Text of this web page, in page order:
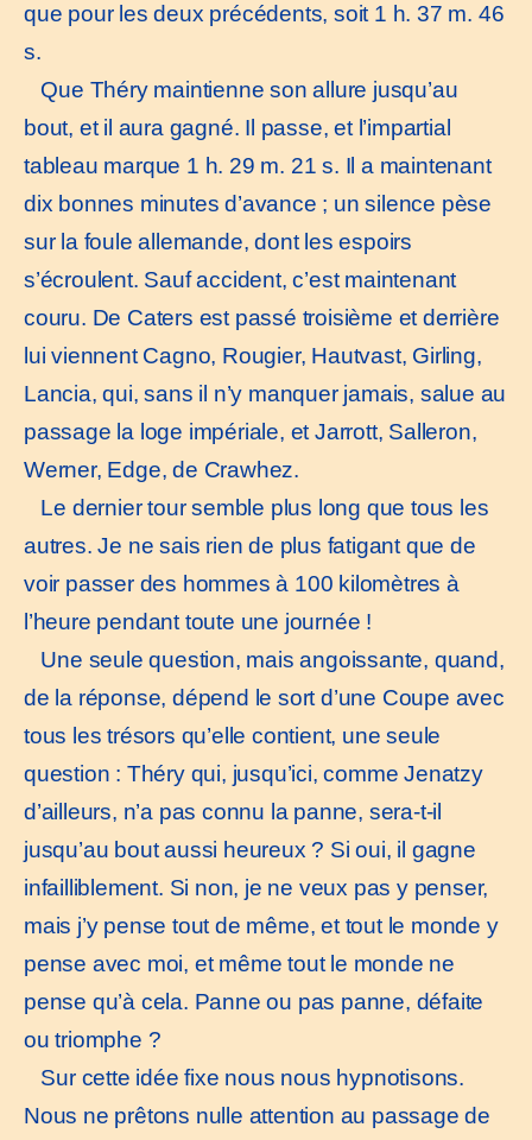
que pour les deux précédents, soit 1 h. 37 m. 46
s.
Que Théry maintienne son allure jusqu’au
bout, et il aura gagné. Il passe, et l’impartial
tableau marque 1 h. 29 m. 21 s. Il a maintenant
dix bonnes minutes d’avance ; un silence pèse
sur la foule allemande, dont les espoirs
s’écroulent. Sauf accident, c’est maintenant
couru. De Caters est passé troisième et derrière
lui viennent Cagno, Rougier, Hautvast, Girling,
Lancia, qui, sans il n’y manquer jamais, salue au
passage la loge impériale, et Jarrott, Salleron,
Werner, Edge, de Crawhez.
Le dernier tour semble plus long que tous les
autres. Je ne sais rien de plus fatigant que de
voir passer des hommes à 100 kilomètres à
l’heure pendant toute une journée !
Une seule question, mais angoissante, quand,
de la réponse, dépend le sort d’une Coupe avec
tous les trésors qu’elle contient, une seule
question : Théry qui, jusqu’ici, comme Jenatzy
d’ailleurs, n’a pas connu la panne, sera-t-il
jusqu’au bout aussi heureux ? Si oui, il gagne
infailliblement. Si non, je ne veux pas y penser,
mais j’y pense tout de même, et tout le monde y
pense avec moi, et même tout le monde ne
pense qu’à cela. Panne ou pas panne, défaite
ou triomphe ?
Sur cette idée fixe nous nous hypnotisons.
Nous ne prêtons nulle attention au passage de